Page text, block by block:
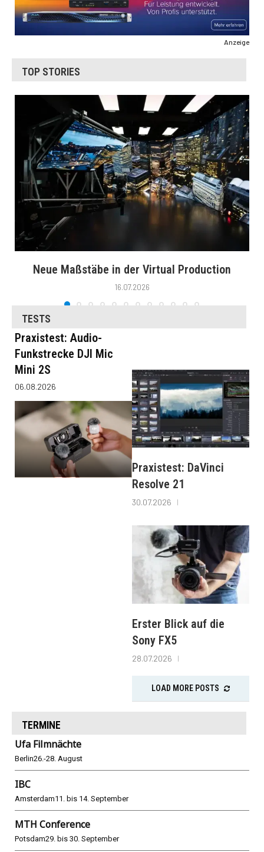
Anzeige
TOP STORIES
Neue Maßstäbe in der Virtual Production
16.07.2026
TESTS
Praxistest: Audio-
Funkstrecke DJI Mic
Mini 2S
06.08.2026
Praxistest: DaVinci
Resolve 21
30.07.2026
Erster Blick auf die
Sony FX5
28.07.2026
LOAD MORE POSTS
TERMINE
Ufa Filmnächte
Berlin26.-28. August
IBC
Amsterdam11. bis 14. September
MTH Conference
Potsdam29. bis 30. September